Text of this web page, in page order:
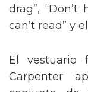
drag”,
can’t read” y
El vestuario
Carpenter